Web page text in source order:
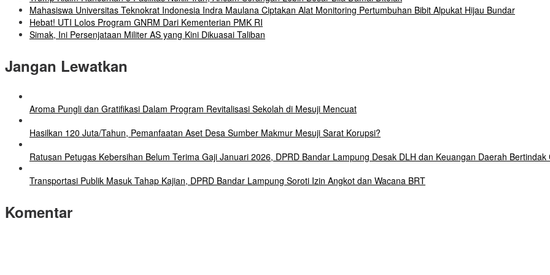
Mahasiswa Universitas Teknokrat Indonesia Indra Maulana Ciptakan Alat Monitoring Pertumbuhan Bibit Alpukat Hijau Bundar
Hebat! UTI Lolos Program GNRM Dari Kementerian PMK RI
Simak, Ini Persenjataan Militer AS yang Kini Dikuasai Taliban
Jangan Lewatkan
Aroma Pungli dan Gratifikasi Dalam Program Revitalisasi Sekolah di Mesuji Mencuat
Hasilkan 120 Juta/Tahun, Pemanfaatan Aset Desa Sumber Makmur Mesuji Sarat Korupsi?
Ratusan Petugas Kebersihan Belum Terima Gaji Januari 2026, DPRD Bandar Lampung Desak DLH dan Keuangan Daerah Bertindak
Transportasi Publik Masuk Tahap Kajian, DPRD Bandar Lampung Soroti Izin Angkot dan Wacana BRT
Komentar